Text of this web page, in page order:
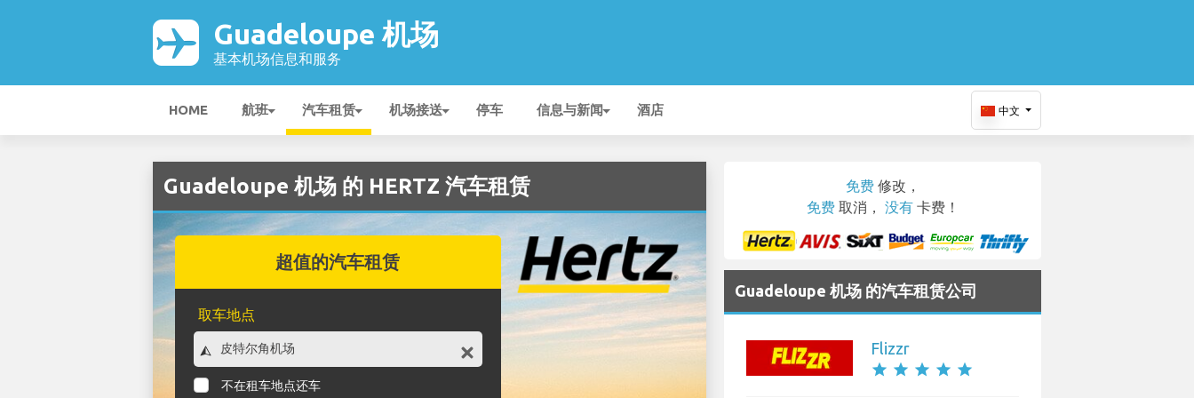
Guadeloupe 机场
基本机场信息和服务
HOME 航班 汽车租赁 机场接送 停车 信息与新闻 酒店 中文
Guadeloupe 机场 的 HERTZ 汽车租赁
超值的汽车租赁
取车地点
不在租车地点还车
免费 修改，
免费 取消， 没有 卡费！
Guadeloupe 机场 的汽车租赁公司
Flizzr
star star star star star